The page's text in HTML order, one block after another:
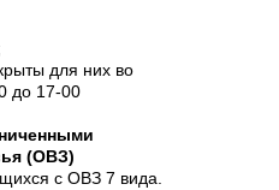
для них во
до 17-00
(ОВЗ)
с ОВЗ 7 вида.